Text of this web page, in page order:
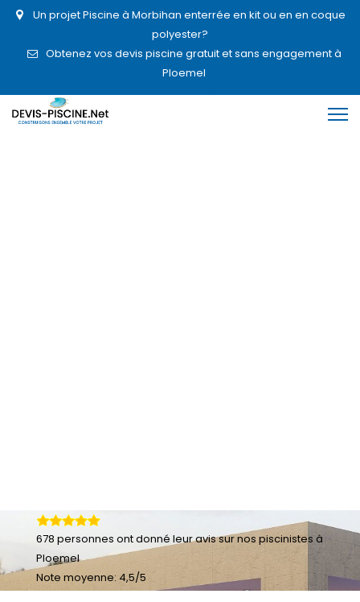
Un projet Piscine à Morbihan enterrée en kit ou en en coque
polyester?
Obtenez vos devis piscine gratuit et sans engagement à
Ploemel
678 personnes ont donné leuravis sur nos piscinistes à
Ploemel
Note moyenne: 4,5/5